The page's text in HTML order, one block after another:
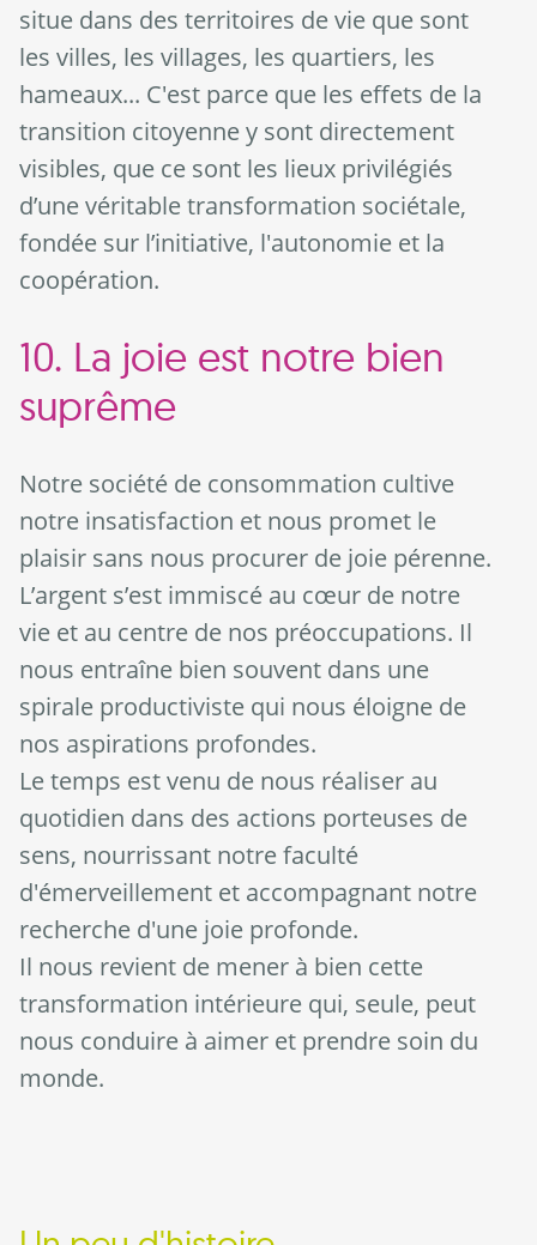
situe dans des territoires de vie que sont
les villes, les villages, les quartiers, les
hameaux... C'est parce que les effets de la
transition citoyenne y sont directement
visibles, que ce sont les lieux privilégiés
d’une véritable transformation sociétale,
fondée sur l’initiative, l'autonomie et la
coopération.
10. La joie est notre bien
suprême
Notre société de consommation cultive
notre insatisfaction et nous promet le
plaisir sans nous procurer de joie pérenne.
L’argent s’est immiscé au cœur de notre
vie et au centre de nos préoccupations. Il
nous entraîne bien souvent dans une
spirale productiviste qui nous éloigne de
nos aspirations profondes.
Le temps est venu de nous réaliser au
quotidien dans des actions porteuses de
sens, nourrissant notre faculté
d'émerveillement et accompagnant notre
recherche d'une joie profonde.
Il nous revient de mener à bien cette
transformation intérieure qui, seule, peut
nous conduire à aimer et prendre soin du
monde.